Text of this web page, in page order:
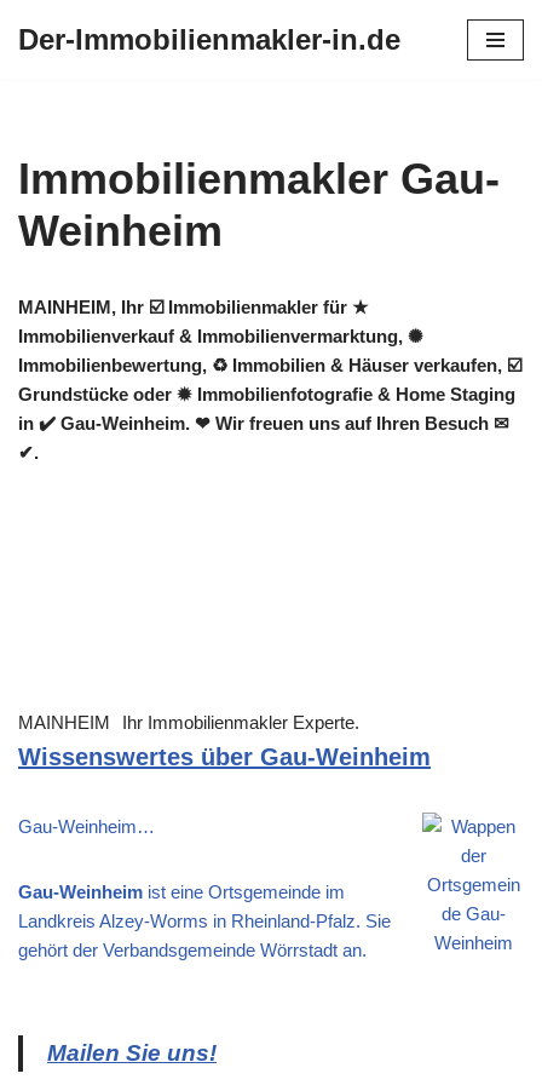
Der-Immobilienmakler-in.de
Immobilienmakler Gau-
Weinheim
MAINHEIM, Ihr ☑️ Immobilienmakler für ★
Immobilienverkauf & Immobilienvermarktung, ✺
Immobilienbewertung, ♻ Immobilien & Häuser verkaufen, ☑️
Grundstücke oder ✹ Immobilienfotografie & Home Staging
in ✔️ Gau-Weinheim. ❤ Wir freuen uns auf Ihren Besuch ✉
✔.
MAINHEIM Ihr Immobilienmakler Experte.
Wissenswertes über Gau-Weinheim
Gau-Weinheim…
Gau-Weinheim ist eine Ortsgemeinde im
Landkreis Alzey-Worms in Rheinland-Pfalz. Sie
gehört der Verbandsgemeinde Wörrstadt an.
Mailen Sie uns!